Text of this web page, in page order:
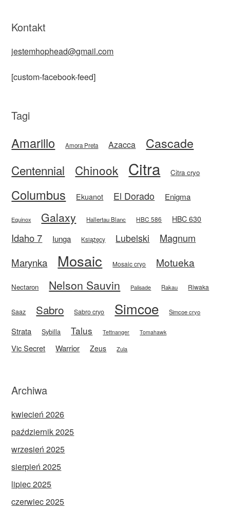
Kontakt
jestemhophead@gmail.com
[custom-facebook-feed]
Tagi
Amarillo Amora Preta Azacca Cascade
Centennial Chinook Citra Citra cryo
Columbus Ekuanot El Dorado Enigma
Equinox Galaxy Hallertau Blanc HBC 586 HBC 630
Idaho 7 Iunga Książęcy Lubelski
Magnum
Marynka
Mosaic Mosaic cryo Motueka
Nectaron Nelson Sauvin Palisade Rakau Riwaka
Saaz Sabro Sabro cryo Simcoe Simcoe cryo
Strata Sybilla Talus Tettnanger Tomahawk
Vic Secret Warrior Zeus Zula
Archiwa
kwiecień 2026
październik 2025
wrzesień 2025
sierpień 2025
lipiec 2025
czerwiec 2025